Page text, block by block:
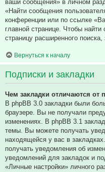
ваши сообщения» в личном
«Найти сообщения
конференции или по ссылке
главной странице. Чтобы
страницу расширенного
Вернуться к началу
Подписки и закладки
Чем закладки отличаются от
В phpBB 3.0 закладки были
браузере. Вы не получали
изменениях. В phpBB 3.1
темы. Вы можете получать
находящейся у вас в
получать уведомления об
уведомлений для закладок и
«Личные настройки» личного